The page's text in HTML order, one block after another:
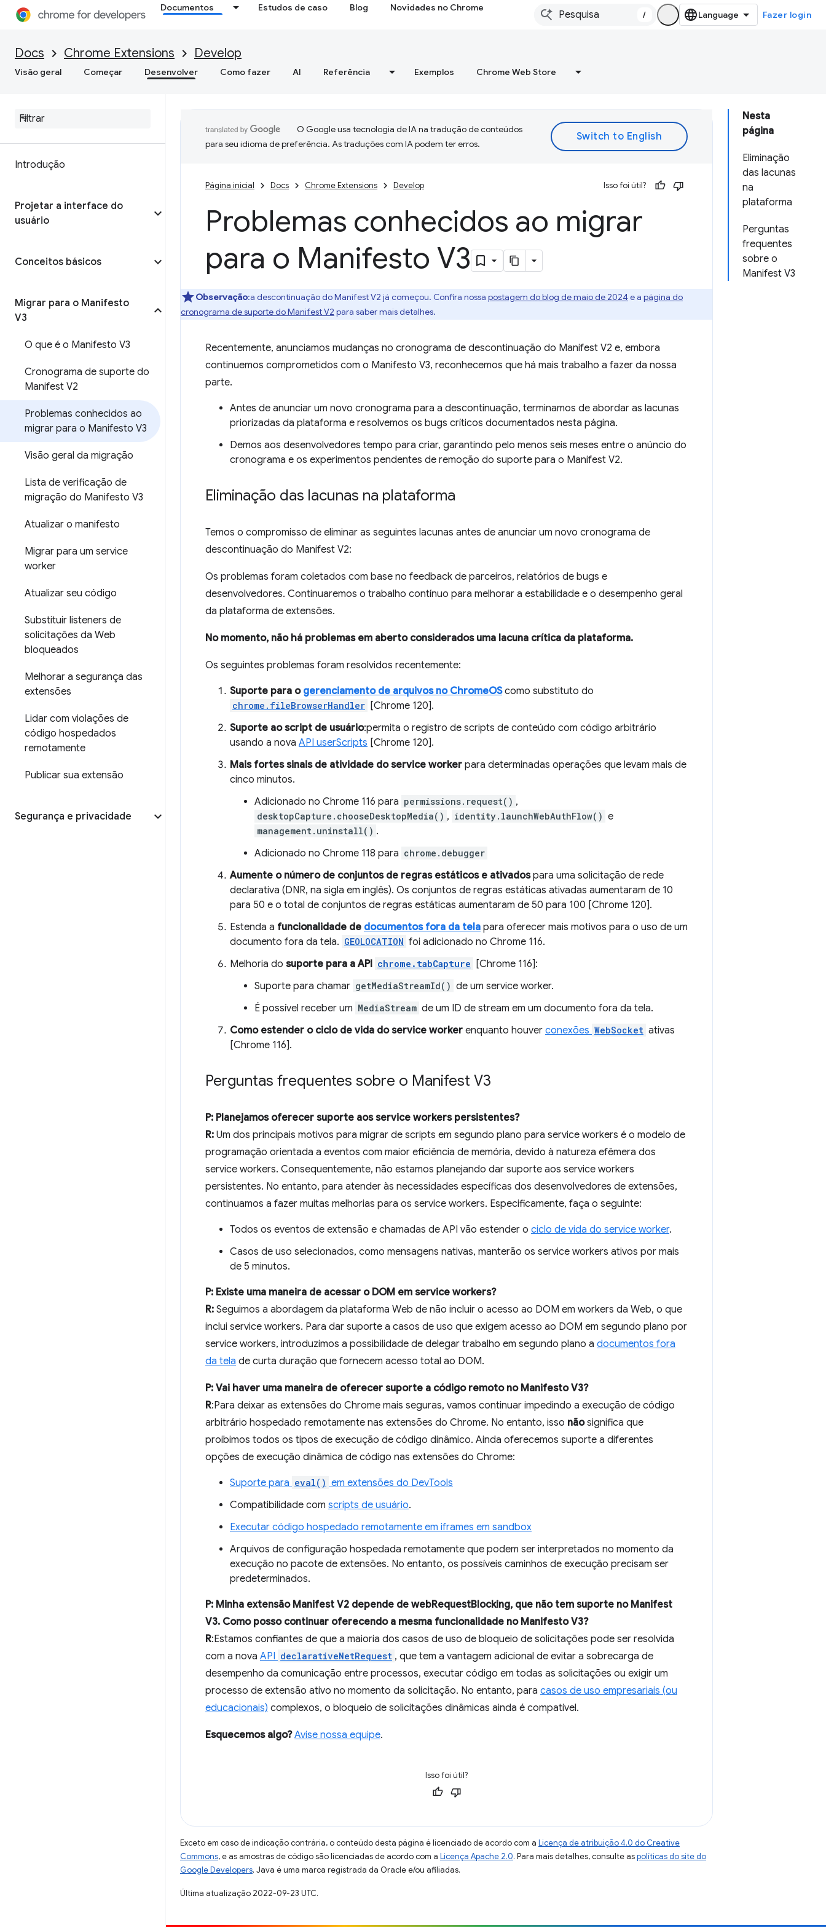
Documentos Estudos de caso Blog Novidades no Chrome
/ Fazer login
Docs Chrome Extensions Develop
Visão geral Começar Desenvolver Como fazer AI Referência Exemplos Chrome Web Store
Introdução
Projetar a interface do
usuário
Conceitos básicos
Migrar para o Manifesto
V3
O que é o Manifesto V3
Cronograma de suporte do
Manifest V2
Problemas conhecidos ao
migrar para o Manifesto V3
Visão geral da migração
Lista de verificação de
migração do Manifesto V3
Atualizar o manifesto
Migrar para um service
worker
Atualizar seu código
Substituir listeners de
solicitações da Web
bloqueados
Melhorar a segurança das
extensões
Lidar com violações de
código hospedados
remotamente
Publicar sua extensão
Segurança e privacidade
Nesta
página
Eliminação
das lacunas
na
plataforma
Perguntas
frequentes
sobre o
Manifest V3
O Google usa tecnologia de IA na tradução de conteúdos
para seu idioma de preferência. As traduções com IA podem ter erros.
Página inicial Docs Chrome Extensions Develop Isso foi útil?
Problemas conhecidos ao migrar
para o Manifesto V3
Observação:a descontinuação do Manifest V2 já começou. Confira nossa postagem do blog de maio de 2024e a página do
cronograma de suporte do Manifest V2 para saber mais detalhes.
Recentemente, anunciamos mudanças no cronograma de descontinuação do Manifest V2 e, embora
continuemos comprometidos com o Manifesto V3, reconhecemos que há mais trabalho a fazer da nossa
parte.
Antes de anunciar um novo cronograma para a descontinuação, terminamos de abordar as lacunas
priorizadas da plataforma e resolvemos os bugs críticos documentados nesta página.
Demos aos desenvolvedores tempo para criar, garantindo pelo menos seis meses entre o anúncio do
cronograma e os experimentos pendentes de remoção do suporte para o Manifest V2.
Eliminação das lacunas na plataforma
Temos o compromisso de eliminar as seguintes lacunas antes de anunciar um novo cronograma de
descontinuação do Manifest V2:
Os problemas foram coletados com base no feedback de parceiros, relatórios de bugs e
desenvolvedores. Continuaremos o trabalho contínuo para melhorar a estabilidade e o desempenho geral
da plataforma de extensões.
No momento, não há problemas em aberto considerados uma lacuna crítica da plataforma.
Os seguintes problemas foram resolvidos recentemente:
Suporte para o gerenciamento de arquivos no ChromeOScomo substituto do
chrome.fileBrowserHandler [Chrome 120].
Suporte ao script de usuário:permita o registro de scripts de conteúdo com código arbitrário
usando a nova API userScripts [Chrome 120].
Mais fortes sinais de atividade do service worker para determinadas operações que levam mais de
cinco minutos.
Adicionado no Chrome 116 para permissions.request() ,
desktopCapture.chooseDesktopMedia() , identity.launchWebAuthFlow() e
management.uninstall() .
Adicionado no Chrome 118 para chrome.debugger
Aumente o número de conjuntos de regras estáticos e ativadospara uma solicitação de rede
declarativa (DNR, na sigla em inglês). Os conjuntos de regras estáticas ativadas aumentaram de 10
para 50 e o total de conjuntos de regras estáticas aumentaram de 50 para 100 [Chrome 120].
Estenda a funcionalidade de documentos fora da tela para oferecer mais motivos para o uso de um
documento fora da tela. GEOLOCATION foi adicionado no Chrome 116.
Melhoria do suporte para a API chrome.tabCapture
[Chrome 116]:
Suporte para chamar getMediaStreamId() de um service worker.
É possível receber um MediaStream de um ID de stream em um documento fora da tela.
Como estender o ciclo de vida do service worker enquanto houver conexões WebSocket ativas
[Chrome 116].
Perguntas frequentes sobre o Manifest V3
P: Planejamos oferecer suporte aos service workers persistentes?
R: Um dos principais motivos para migrar de scripts em segundo plano para service workers é o modelo de
programação orientada a eventos com maior eficiência de memória, devido à natureza efêmera dos
service workers. Consequentemente, não estamos planejando dar suporte aos service workers
persistentes. No entanto, para atender às necessidades específicas dos desenvolvedores de extensões,
continuamos a fazer muitas melhorias para os service workers. Especificamente, faça o seguinte:
Todos os eventos de extensão e chamadas de API vão estender o ciclo de vida do service worker.
Casos de uso selecionados, como mensagens nativas, manterão os service workers ativos por mais
de 5 minutos.
P: Existe uma maneira de acessar o DOM em service workers?
R: Seguimos a abordagem da plataforma Web de não incluir o acesso ao DOM em workers da Web, o que
inclui service workers. Para dar suporte a casos de uso que exigem acesso ao DOM em segundo plano por
service workers, introduzimos a possibilidade de delegar trabalho em segundo plano a documentos fora
da tela de curta duração que fornecem acesso total ao DOM.
P: Vai haver uma maneira de oferecer suporte a código remoto no Manifesto V3?
R:Para deixar as extensões do Chrome mais seguras, vamos continuar impedindo a execução de código
arbitrário hospedado remotamente nas extensões do Chrome. No entanto, isso nãosignifica que
proibimos todos os tipos de execução de código dinâmico. Ainda oferecemos suporte a diferentes
opções de execução dinâmica de código nas extensões do Chrome:
Suporte para eval() em extensões do DevTools
Compatibilidade com scripts de usuário.
Executar código hospedado remotamente em iframes em sandbox
Arquivos de configuração hospedada remotamente que podem ser interpretados no momento da
execução no pacote de extensões. No entanto, os possíveis caminhos de execução precisam ser
predeterminados.
P: Minha extensão Manifest V2 depende de webRequestBlocking, que não tem suporte no Manifest
V3. Como posso continuar oferecendo a mesma funcionalidade no Manifesto V3?
R:Estamos confiantes de que a maioria dos casos de uso de bloqueio de solicitações pode ser resolvida
com a nova API declarativeNetRequest , que tem a vantagem adicional de evitar a sobrecarga de
desempenho da comunicação entre processos, executar código em todas as solicitações ou exigir um
processo de extensão ativo no momento da solicitação. No entanto, para casos de uso empresariais (ou
educacionais) complexos, o bloqueio de solicitações dinâmicas ainda é compatível.
Esquecemos algo? Avise nossa equipe.
Isso foi útil?
Exceto em caso de indicação contrária, o conteúdo desta página é licenciado de acordo com a Licença de atribuição 4.0 do Creative
Commons, e as amostras de código são licenciadas de acordo com a Licença Apache 2.0. Para mais detalhes, consulte aspolíticas do site do
Google Developers. Java é uma marca registrada da Oracle e/ou afiliadas.
Última atualização 2022-09-23 UTC.